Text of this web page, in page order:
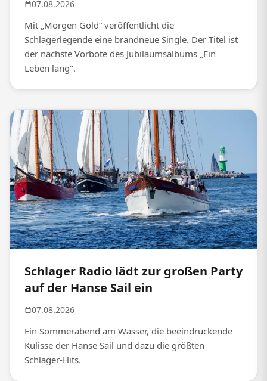
07.08.2026
Mit „Morgen Gold“ veröffentlicht die
Schlagerlegende eine brandneue Single. Der Titel ist
der nächste Vorbote des Jubiläumsalbums „Ein
Leben lang".
Schlager Radio lädt zur großen Party
auf der Hanse Sail ein
07.08.2026
Ein Sommerabend am Wasser, die beeindruckende
Kulisse der Hanse Sail und dazu die größten
Schlager-Hits.